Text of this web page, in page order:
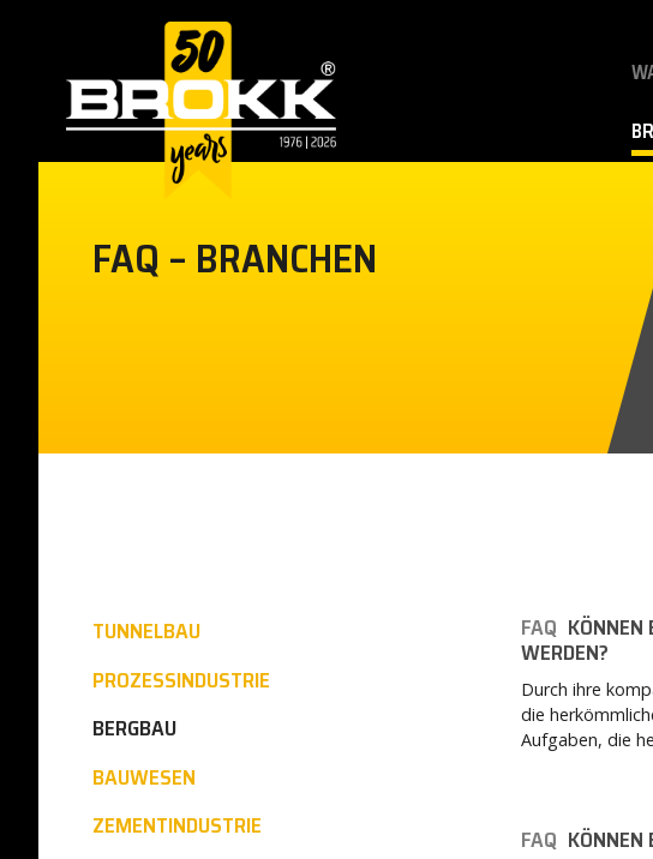
FAQ – BRANCHEN
TUNNELBAU
PROZESSINDUSTRIE
BERGBAU
BAUWESEN
ZEMENTINDUSTRIE
FAQ KÖNNEN
WERDEN?
Durch ihre
die
Aufgaben, die
FAQ KÖNNEN